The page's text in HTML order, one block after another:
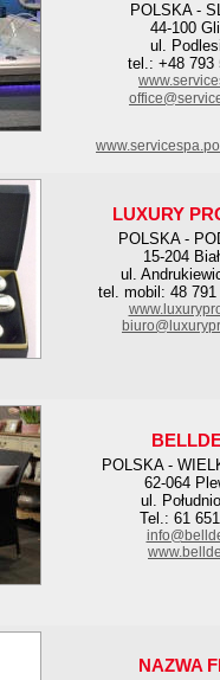
POLSKA -
44-100
ul.
tel.: +48 793
LUXURY
POLSKA -
15-204
ul.
tel. mobil: 48 791
POLSKA -
62-064
ul.
Tel.: 61
NAZWA